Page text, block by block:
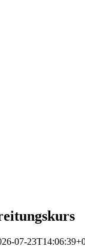
07-